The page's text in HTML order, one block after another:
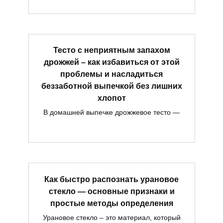
Тесто с неприятным запахом
дрожжей – как избавиться от этой
проблемы и насладиться
беззаботной выпечкой без лишних
хлопот
В домашней выпечке дрожжевое тесто —
Как быстро распознать урановое
стекло — основные признаки и
простые методы определения
Урановое стекло – это материал, который